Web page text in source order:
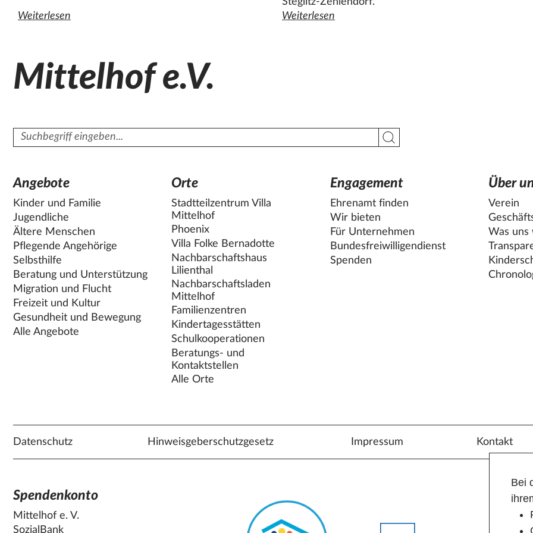
Weiterlesen
den ganzen Artikel "Persische Spuren an der Berliner MauerWeiterlesen
den ganzen Artikel "Ehrenamt entdecken beim
Mittelhof e.V.
Suchbegriff Suche starten
Angebote
Kinder und Familie
Jugendliche
Ältere Menschen
Pflegende Angehörige
Selbsthilfe
Beratung und Unterstützung
Migration und Flucht
Freizeit und Kultur
Gesundheit und Bewegung
Alle Angebote
Orte
Stadtteilzentrum Villa
Mittelhof
Phoenix
Villa Folke Bernadotte
Nachbarschaftshaus
Lilienthal
Nachbarschaftsladen
Mittelhof
Familienzentren
Kindertagesstätten
Schulkooperationen
Beratungs- und
Kontaktstellen
Alle Orte
Engagement
Ehrenamt finden
Wir bieten
Für Unternehmen
Bundesfreiwilligendienst
Spenden
Über
Verein
Was uns
Datenschutz Hinweisgeberschutzgesetz Impressum Kontakt
Spendenkonto
Mittelhof e. V.
SozialBank
Bei